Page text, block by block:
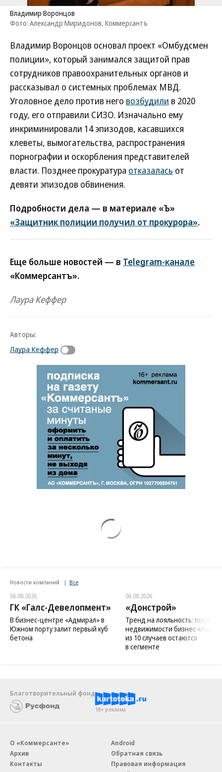
Владимир Воронцов
Фото: Александр Миридонов, Коммерсантъ
Владимир Воронцов основал проект «Омбудсмен
полиции», который занимался защитой прав
сотрудников правоохранительных органов и
рассказывал о системных проблемах МВД.
Уголовное дело против него возбудили в 2020
году, его отправили СИЗО. Изначально ему
инкриминировали 14 эпизодов, касавшихся
клеветы, вымогательства, распространения
порнографии и оскорбления представителей
власти. Позднее прокуратура отказалась от
девяти эпизодов обвинения.
Подробности дела — в материале «Ъ»
«Защитник полиции получил от прокурора».
Еще больше новостей — в Telegram-канале
«Коммерсантъ».
Лаура Кеффер
Авторы:
Лаура Кеффер
Новости компаний Все
06.08.2026
ГК «Галс-Девелопмент»
В бизнес-центре «Адмирал» в
Южном порту залит первый куб
бетона
06.08.2026
«Донстрой»
Тренд на лояльность:
недвижимости бизнес-класса
из 10 случаев остаются
в сегменте
Благотворительный фонд
18+ реклама
О «Коммерсанте»
Архив
Контакты
Android
Обратная связь
Правовая информация